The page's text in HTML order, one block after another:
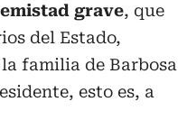
grave, que
del Estado,
familia de Barbosa
esto es, a